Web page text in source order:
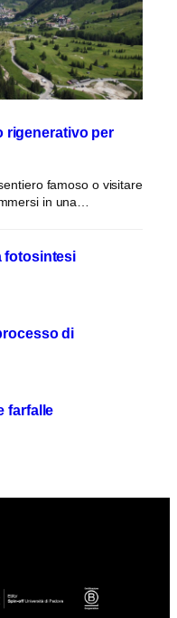
rigenerativo per
famoso o visitare
in una…
fotosintesi
di
farfalle